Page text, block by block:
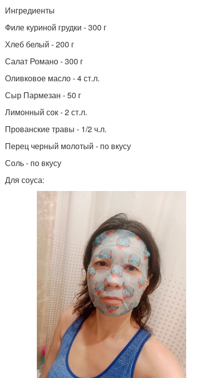
Ингредиенты
Филе куриной грудки - 300 г
Хлеб белый - 200 г
Салат Романо - 300 г
Оливковое масло - 4 ст.л.
Сыр Пармезан - 50 г
Лимонный сок - 2 ст.л.
Прованские травы - 1/2 ч.л.
Перец черный молотый - по вкусу
Соль - по вкусу
Для соуса: